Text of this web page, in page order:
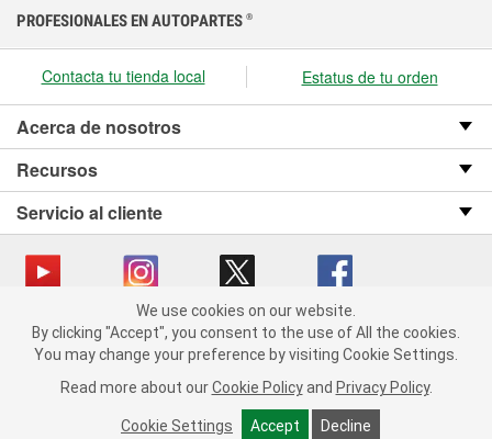
We use cookies on our website. By clicking "Accept", you consent
to the use of All the cookies.
You may change your preference by visiting Cookie Settings.
Read more about our Cookie Policy and Privacy Policy.
Cookie Settings Accept Decline
PROFESIONALES EN AUTOPARTES ®
Contacta tu tienda local Estatus de tu orden
Acerca de nosotros
Recursos
Servicio al cliente
Copyright © 2008-2026 O’Reilly Auto Parts v OST_3.2.0.0.729 (3) cv1361
catalog_main
Política de privacidad
Ley de transparencia en las cadenas de suministro
We use cookies on our website.
By clicking "Accept", you consent to the use of All the cookies.
You may change your preference by visiting Cookie Settings.
Read more about our Cookie Policy and Privacy Policy.
Cookie Settings Accept Decline